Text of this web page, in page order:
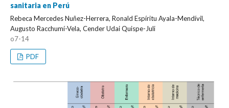
sanitaria en Perú
Rebeca Mercedes Nuñez-Herrera, Ronald Espíritu Ayala-Mendívil,
Augusto Racchumí-Vela, Cender Udai Quispe-Juli
o7-14
PDF